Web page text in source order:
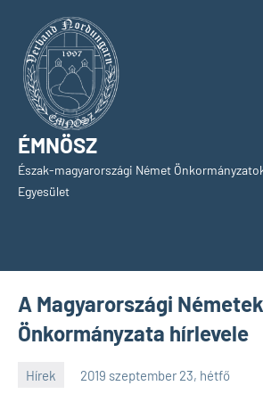
content
ÉMNÖSZ
Észak-magyarországi Német
Egyesület
A Magyarországi
Önkormányzata hírlevele
Hírek 2019 szeptember 23, hétfő